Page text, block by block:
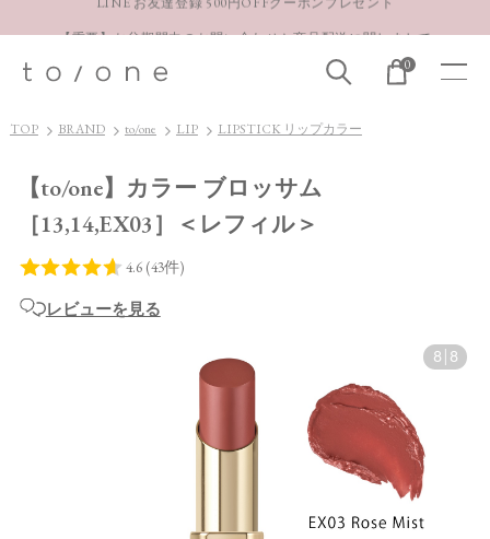
LINE お友達登録 500円OFFクーポンプレゼント
0
TOP BRAND to/one LIP LIPSTICK リップカラー
【to/one】カラー ブロッサム
［13,14,EX03］＜レフィル＞
レビューを見る
8 8